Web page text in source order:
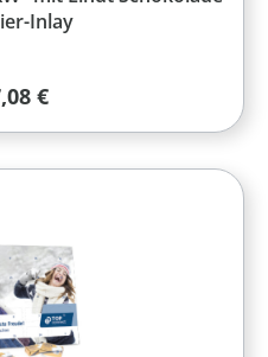
Inlay
Preis:
€